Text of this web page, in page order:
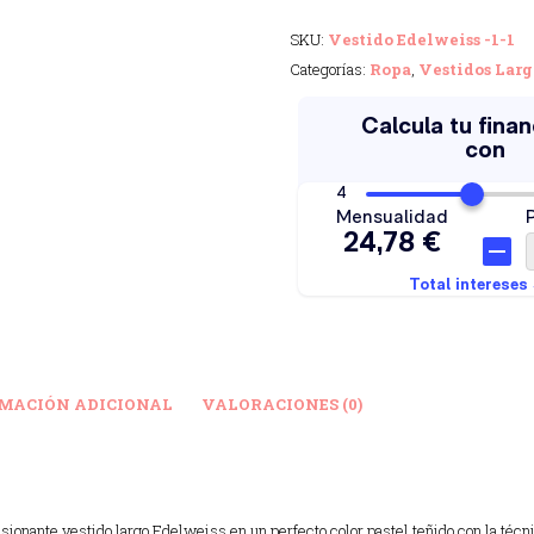
SKU: Vestido Edelweiss -1-1
Categorías: Ropa, Vestidos
ADICIONAL VALORACIONES (0)